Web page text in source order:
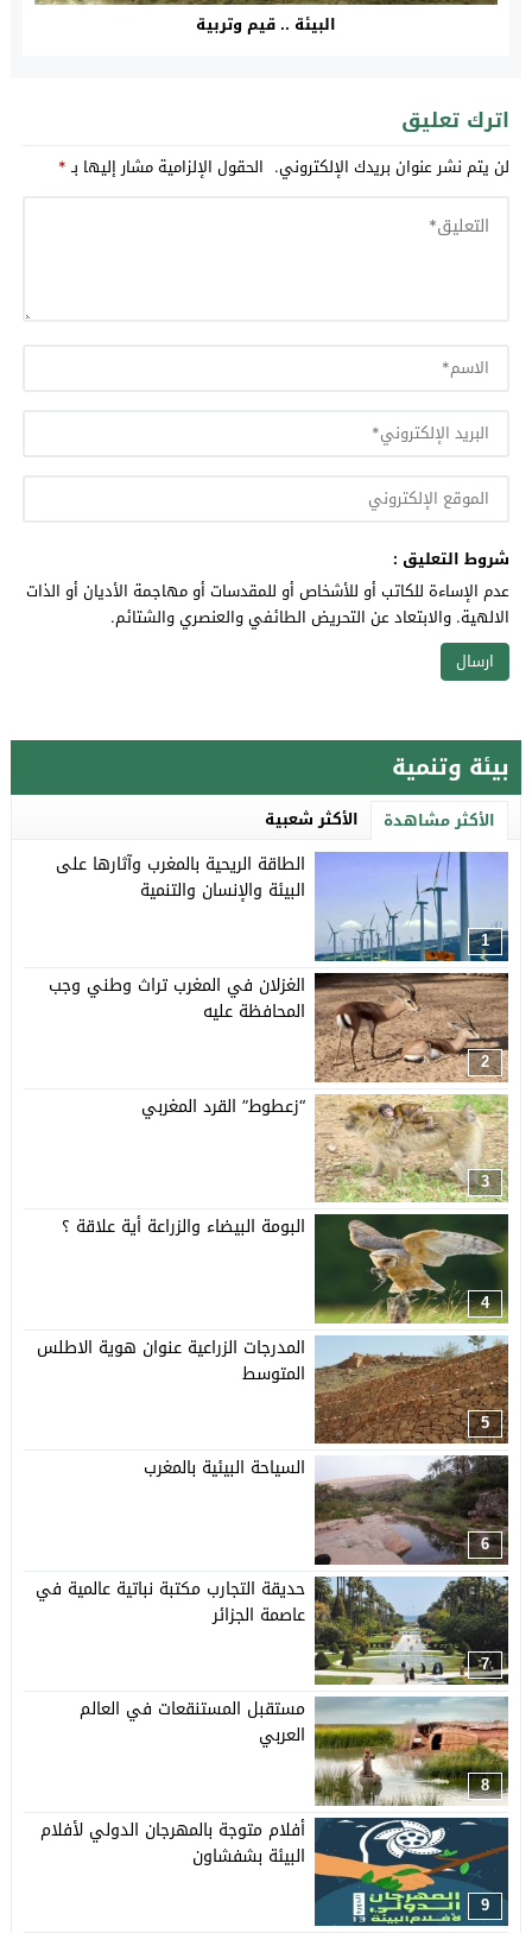
البيئة .. قيم وتربية
اترك تعليق
لن يتم نشر عنوان بريدك الإلكتروني. الحقول الإلزامية مشار إليها بـ*
شروط التعليق :
عدم الإساءة للكاتب أو للأشخاص أو للمقدسات أو مهاجمة الأديان أو الذات
الالهية. والابتعاد عن التحريض الطائفي والعنصري والشتائم.
بيئة وتنمية
الأكثر مشاهدة الأكثر شعبية
1
الطاقة الريحية بالمغرب وآثارها على
البيئة والإنسان والتنمية
2
الغزلان في المغرب تراث وطني وجب
المحافظة عليه
3
“زعطوط” القرد المغربي
4
البومة البيضاء والزراعة أية علاقة ؟
5
المدرجات الزراعية عنوان هوية الاطلس
المتوسط
6
السياحة البيئية بالمغرب
7
حديقة التجارب مكتبة نباتية عالمية في
عاصمة الجزائر
8
مستقبل المستنقعات في العالم
العربي
9
أفلام متوجة بالمهرجان الدولي لأفلام
البيئة بشفشاون